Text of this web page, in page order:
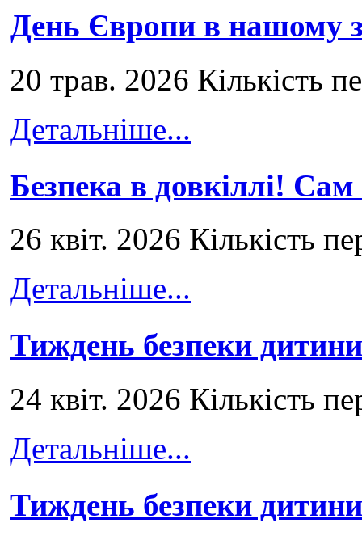
День Європи в нашому
20 трав. 2026 Кількість
Детальніше...
Безпека в довкіллі!
26 квіт. 2026 Кількість
Детальніше...
Тиждень безпеки
24 квіт. 2026 Кількість
Детальніше...
Тиждень безпеки